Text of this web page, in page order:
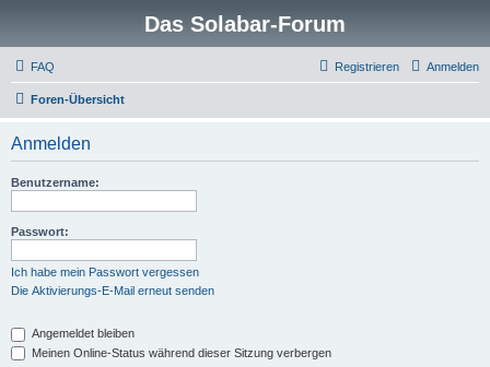
Das Solabar-Forum
FAQ Anmelden
Registrieren
Foren-Übersicht
Anmelden
Benutzername:
Passwort:
Ich habe mein Passwort vergessen
Die Aktivierungs-E-Mail erneut senden
Angemeldet bleiben
Meinen Online-Status während dieser Sitzung verbergen